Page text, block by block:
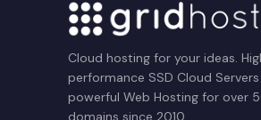
Cloud hosting for your ideas.
performance SSD Cloud
powerful Web Hosting for over
domains since 2010.